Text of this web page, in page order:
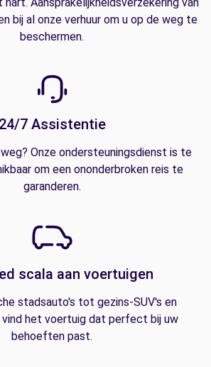
bij al onze verhuur om u op de weg te
beschermen.
24/7 Assistentie
Onze ondersteuningsdienst is te
om een ononderbroken reis te
garanderen.
scala aan voertuigen
stadsauto's tot gezins-SUV's en
het voertuig dat perfect bij uw
behoeften past.